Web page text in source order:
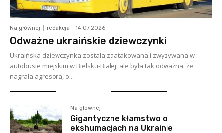
Na głównej redakcja - 14.07.2026
Odważne ukraińskie dziewczynki
Ukraińska dziewczynka została zaatakowana i zwyzywana w
autobusie miejskim w Bielsku-Białej, ale była tak odważna, że
nagrała agresora, o...
Na głównej
Gigantyczne kłamstwo o
ekshumacjach na Ukrainie